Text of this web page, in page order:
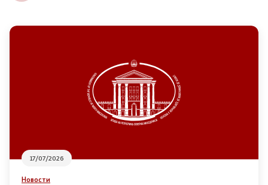
Основање на здружение
Дијалог меѓу Владата и граѓанскиот сектор
17/07/2026
Новости